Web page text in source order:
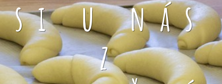
si u nás
z